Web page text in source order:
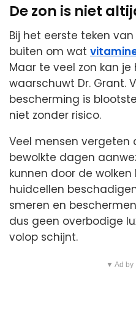
De zon is niet
Bij het eerste teken
buiten om wat
Maar te veel zon kan
waarschuwt Dr. Grant.
bescherming is
niet zonder risico.
Veel mensen vergeten
bewolkte dagen
kunnen door de
huidcellen
smeren en
dus geen overbodige
volop schijnt.
▼ Ad by